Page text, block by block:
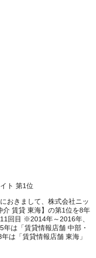
おきまして、株式会社ニッ
介 賃貸 東海】の第1位を8年
回目 ※2014年～2016年、
は「賃貸情報店舗 中部・
は「賃貸情報店舗 東海」